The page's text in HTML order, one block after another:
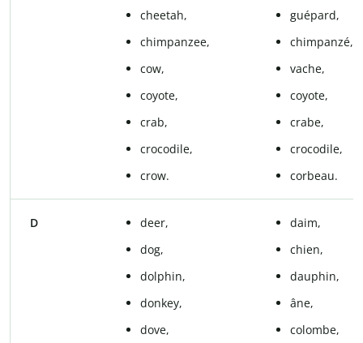
cheetah,
chimpanzee,
cow,
coyote,
crab,
crocodile,
crow.
guépard,
chimpanzé,
vache,
coyote,
crabe,
crocodile,
corbeau.
D
deer,
dog,
dolphin,
donkey,
dove,
daim,
chien,
dauphin,
âne,
colombe,